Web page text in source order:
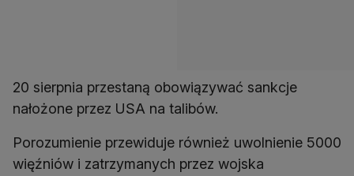
20 sierpnia przestaną obowiązywać sankcje
nałożone przez USA na talibów.
Porozumienie przewiduje również uwolnienie 5000
więźniów i zatrzymanych przez wojska